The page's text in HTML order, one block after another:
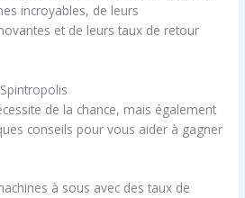
incroyables, de leurs
et de leurs taux de retour
de la chance, mais également
conseils pour vous aider à gagner
à sous avec des taux de